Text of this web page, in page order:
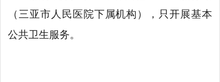
（三亚市人民医院下属机构），只开展基本
公共卫生服务。